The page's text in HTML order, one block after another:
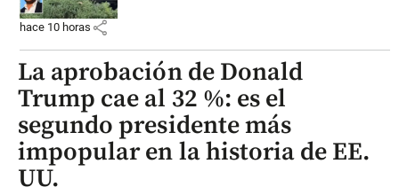
hace 10 horas share
La aprobación de Donald
Trump cae al 32 %: es el
segundo presidente más
impopular en la historia de EE.
UU.